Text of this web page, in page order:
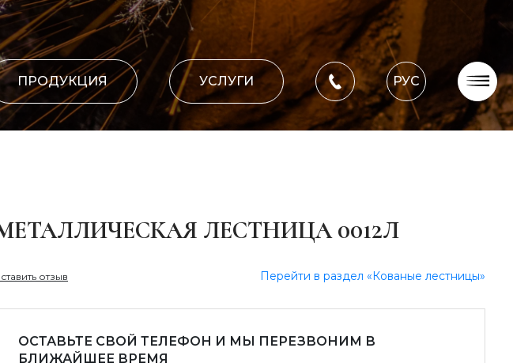
ПРОДУКЦИЯ УСЛУГИ РУС
О компании
Контакти
ЛЕСТНИЦА 0012Л
отзыв Перейти в раздел «Кованые лестницы»
ОСТАВЬТЕ СВОЙ ТЕЛЕФОН И МЫ ПЕРЕЗВОНИМ В
БЛИЖАЙШЕЕ ВРЕМЯ